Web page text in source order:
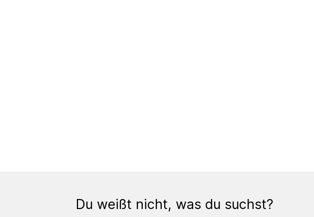
Du weißt nicht, was du suchst?